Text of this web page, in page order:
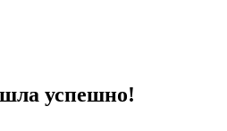
успешно!